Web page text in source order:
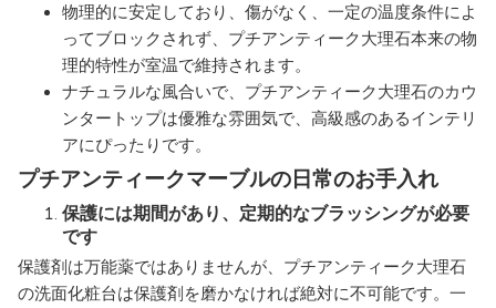
物理的に安定しており、傷がなく、一定の温度条件によ
ってブロックされず、プチアンティーク大理石本来の物
理的特性が室温で維持されます。
ナチュラルな風合いで、プチアンティーク大理石のカウ
ンタートップは優雅な雰囲気で、高級感のあるインテリ
アにぴったりです。
プチアンティークマーブルの日常のお手入れ
保護には期間があり、定期的なブラッシングが必要
です
保護剤は万能薬ではありませんが、プチアンティーク大理石
の洗面化粧台は保護剤を磨かなければ絶対に不可能です。一